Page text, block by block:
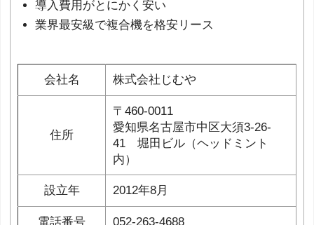
導入費用がとにかく安い
業界最安級で複合機を格安リース
会社名 株式会社じむや
住所
〒460-0011
愛知県名古屋市中区大須3-26-
41 堀田ビル（ヘッドミント
内）
設立年 2012年8月
電話番号 052-263-4688